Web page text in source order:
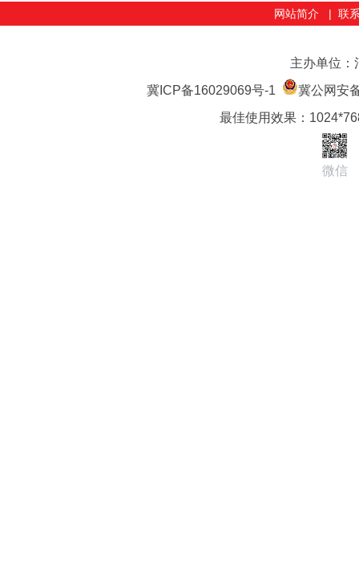
网站简介 | 联
主办单位：
冀ICP备16029069号-1
冀公网安
最佳使用效果：
微信